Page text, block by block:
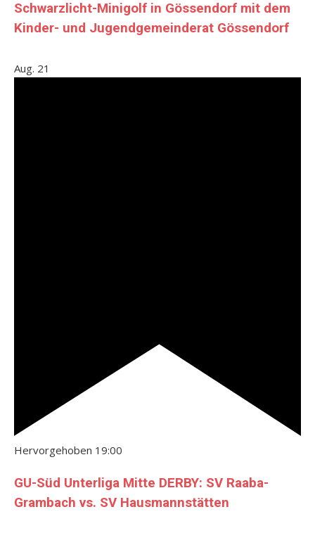
Schwarzlicht-Minigolf in Gössendorf mit dem
Kinder- und Jugendgemeinderat Gössendorf
Aug. 21
Hervorgehoben 19:00
GU-Süd Unterliga Mitte DERBY: SV Raaba-
Grambach vs. SV Hausmannstätten